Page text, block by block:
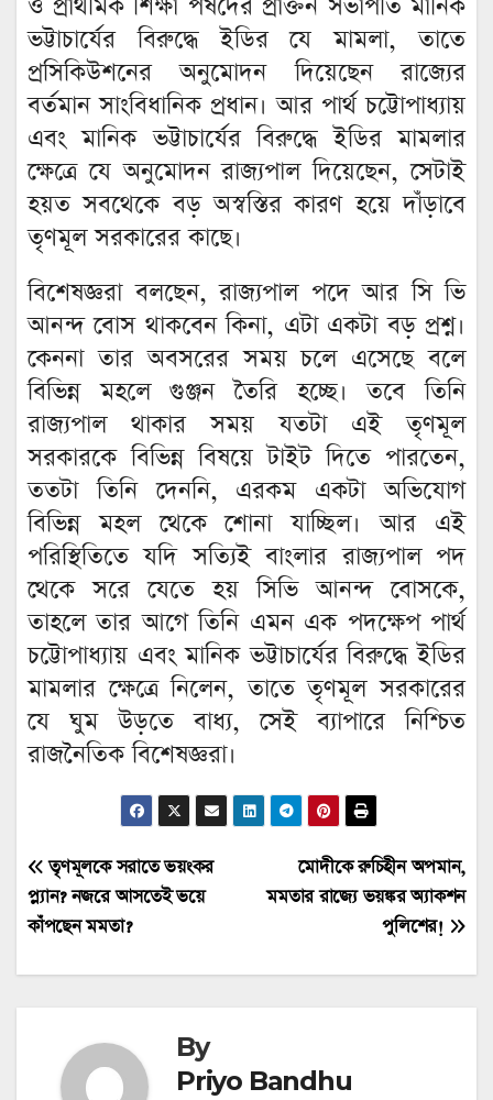
ও প্রাথমিক শিক্ষা পর্ষদের প্রাক্তন সভাপতি মানিক
ভট্টাচার্যের বিরুদ্ধে ইডির যে মামলা, তাতে
প্রসিকিউশনের অনুমোদন দিয়েছেন রাজ্যের
বর্তমান সাংবিধানিক প্রধান। আর পার্থ চট্টোপাধ্যায়
এবং মানিক ভট্টাচার্যের বিরুদ্ধে ইডির মামলার
ক্ষেত্রে যে অনুমোদন রাজ্যপাল দিয়েছেন, সেটাই
হয়ত সবথেকে বড় অস্বস্তির কারণ হয়ে দাঁড়াবে
তৃণমূল সরকারের কাছে।
বিশেষজ্ঞরা বলছেন, রাজ্যপাল পদে আর সি ভি
আনন্দ বোস থাকবেন কিনা, এটা একটা বড় প্রশ্ন।
কেননা তার অবসরের সময় চলে এসেছে বলে
বিভিন্ন মহলে গুঞ্জন তৈরি হচ্ছে। তবে তিনি
রাজ্যপাল থাকার সময় যতটা এই তৃণমূল
সরকারকে বিভিন্ন বিষয়ে টাইট দিতে পারতেন,
ততটা তিনি দেননি, এরকম একটা অভিযোগ
বিভিন্ন মহল থেকে শোনা যাচ্ছিল। আর এই
পরিস্থিতিতে যদি সত্যিই বাংলার রাজ্যপাল পদ
থেকে সরে যেতে হয় সিভি আনন্দ বোসকে,
তাহলে তার আগে তিনি এমন এক পদক্ষেপ পার্থ
চট্টোপাধ্যায় এবং মানিক ভট্টাচার্যের বিরুদ্ধে ইডির
মামলার ক্ষেত্রে নিলেন, তাতে তৃণমূল সরকারের
যে ঘুম উড়তে বাধ্য, সেই ব্যাপারে নিশ্চিত
রাজনৈতিক বিশেষজ্ঞরা।
Post
navigation
মোদীকে রুচিহীন অপমান,
মমতার রাজ্যে ভয়ঙ্কর অ্যাকশন
পুলিশের!
তৃণমূলকে সরাতে ভয়ংকর
প্ল্যান? নজরে আসতেই ভয়ে
কাঁপছেন মমতা?
By
Priyo Bandhu